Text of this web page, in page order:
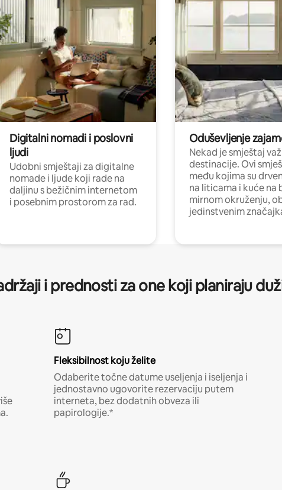
Digitalni nomadi i poslovni
ljudi
Udobni smještaji za digitalne
nomade i ljude koji rade na
daljinu s bežičnim internetom
i posebnim prostorom za rad.
Oduševljenje
Nekad je smještaj
destinacije. Ovi
među kojima su
na liticama i kuće na
mirnom okruženju,
jedinstvenim
i prednosti za one koji planiraju
Fleksibilnost koju želite
Odaberite točne datume useljenja i iseljenja i
jednostavno ugovorite rezervaciju putem
interneta, bez dodatnih obveza ili
papirologije.*